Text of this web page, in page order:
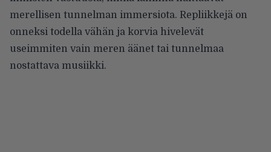
merellisen tunnelman immersiota. Repliikkejä on
onneksi todella vähän ja korvia hivelevät
useimmiten vain meren äänet tai tunnelmaa
nostattava musiikki.